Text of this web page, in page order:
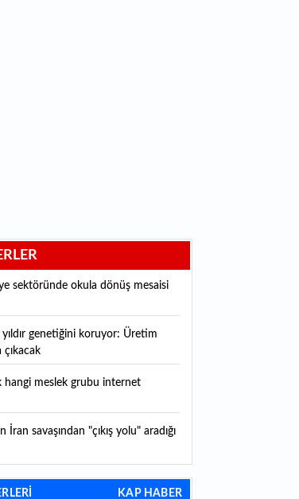
çıkacak
lira finansman sağladık"KAP HABER